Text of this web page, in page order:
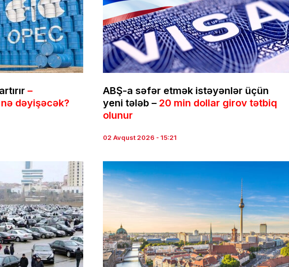
–
dəyişəcək?
ABŞ-a səfər etmək istəyənlər üçün
yeni tələb – 20 min dollar girov tətbiq
olunur
02 Avqust 2026 - 15:21